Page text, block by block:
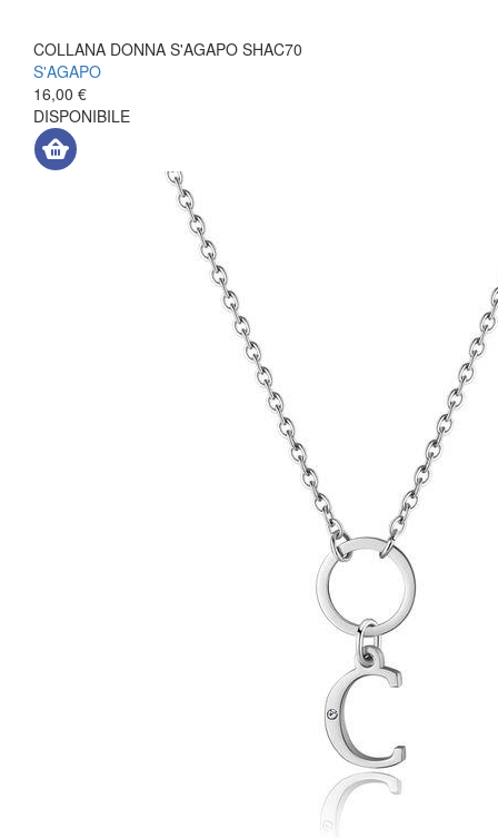
COLLANA DONNA S'AGAPO SHAC70
S'AGAPO
16,00 €
DISPONIBILE